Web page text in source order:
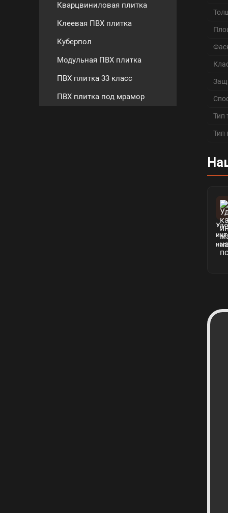
Кварцвиниловая плитка
Клеевая ПВХ плитка
Куберпол
Модульная ПВХ плитка
ПВХ плитка 33 класс
ПВХ плитка под мрамор
Тип
Тип